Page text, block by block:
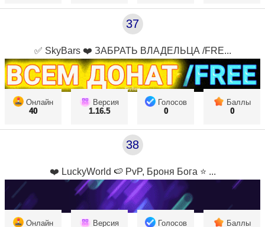
37
✅ SkyBars ❤️ ЗАБРАТЬ ВЛАДЕЛЬЦА /FRE...
Онлайн
40
Версия
1.16.5
Голосов
0
Баллы
0
38
❤️ LuckyWorld 🍉 PvP, Броня Бога ⭐ ...
Онлайн
Версия
Голосов
Баллы